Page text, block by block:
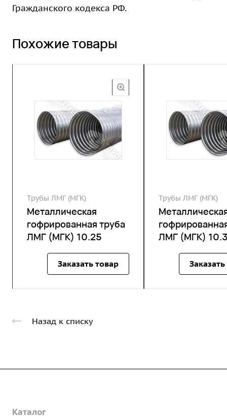
Гражданского кодекса РФ.
Похожие товары
Трубы ЛМГ (МГК)
Металлическая
гофрированная труба
ЛМГ (МГК) 10.25
Заказать товар
Трубы ЛМГ (МГК)
ЛМГ (МГК)
Назад к списку
О предприятии
Каталог